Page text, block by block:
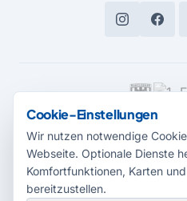
MEDIENPARTNER
Cookie-Einstellungen
Wir nutzen notwendige
Webseite. Optionale Dienste
Komfortfunktionen, Karten
bereitzustellen.